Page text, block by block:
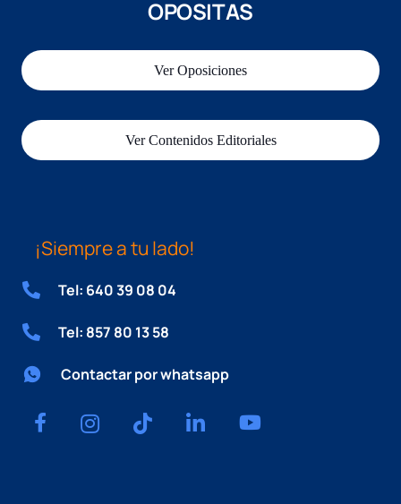
OPOSITAS
Ver Oposiciones
Ver Contenidos Editoriales
¡Siempre a tu lado!
Tel: 640 39 08 04
Tel: 857 80 13 58
Contactar por whatsapp